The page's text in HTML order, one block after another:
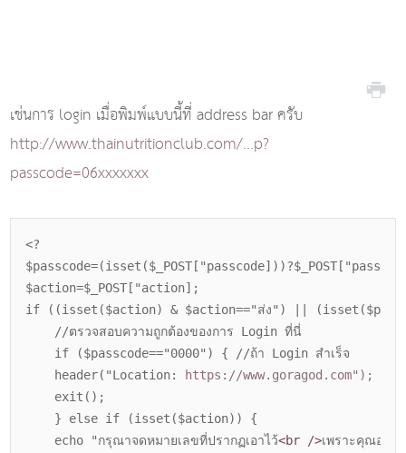
เช่นการ login เมื่อพิมพ์แบบนี้ที่ address bar ครับ
http://www.thainutritionclub.com/...p?
passcode=06xxxxxxx
<?
$action=$_POST["action];
if ((isset($action) & $action=="ส่ง") ||
//ตรวจสอบความถูกต้องของการ Login ที่นี่
if ($passcode=="0000") { //ถ้า Login สำเร็จ
header("Location:
https://www.goragod.com");
exit();
} else if (isset($action)) {
echo "กรุณาจดหมายเลขที่ปรากฏเอาไว้<br />เพราะคุณอาจ